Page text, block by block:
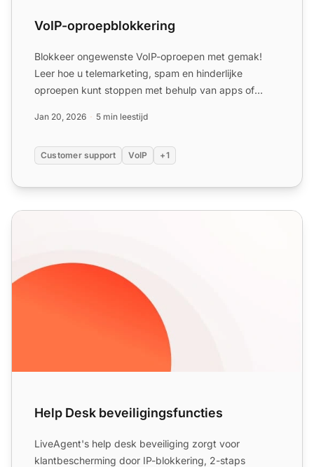
VoIP-oproepblokkering
Blokkeer ongewenste VoIP-oproepen met gemak!
Leer hoe u telemarketing, spam en hinderlijke
oproepen kunt stoppen met behulp van apps of
Jan 20, 2026 5 min leestijd
Customer support VoIP +1
Help Desk beveiligingsfuncties
Help Desk beveiligingsfuncties
LiveAgent's help desk beveiliging zorgt voor
klantbescherming door IP-blokkering, 2-staps